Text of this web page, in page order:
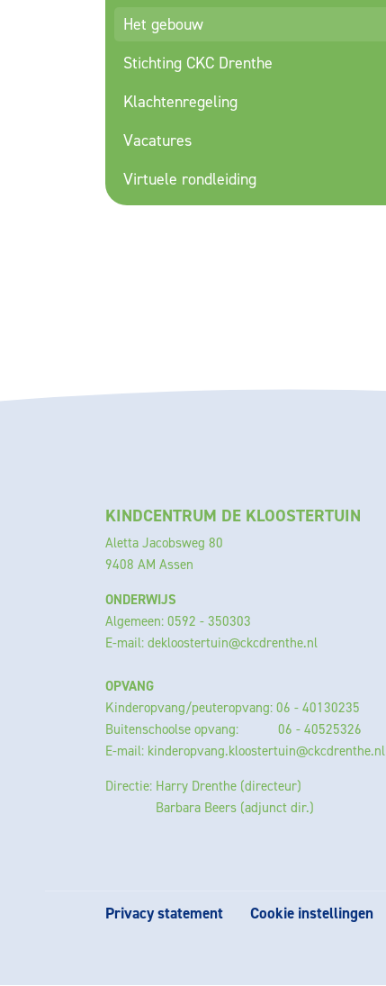
Het gebouw
Stichting CKC Drenthe
Klachtenregeling
Vacatures
Virtuele rondleiding
KINDCENTRUM DE KLOOSTERTUIN
Aletta Jacobsweg 80
9408 AM Assen
ONDERWIJS
Algemeen: 0592 - 350303
E-mail: dekloostertuin@ckcdrenthe.nl
OPVANG
Kinderopvang/peuteropvang: 06 - 40130235
Buitenschoolse opvang: 06 - 40525326
E-mail: kinderopvang.kloostertuin@ckcdrenthe.nl
Directie: Harry Drenthe (directeur)
Barbara Beers (adjunct dir.)
Privacy statement Cookie instellingen